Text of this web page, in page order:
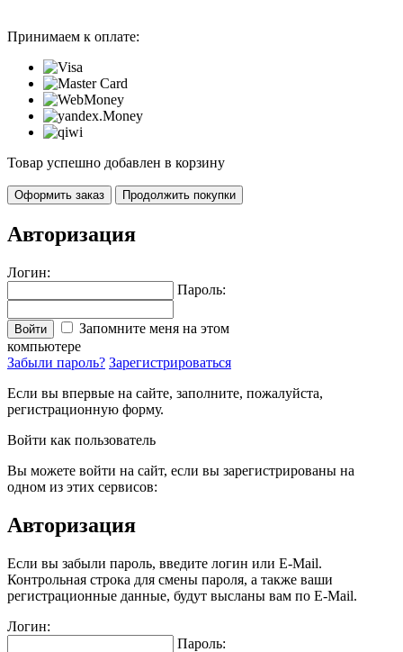
Принимаем к оплате:
Товар успешно добавлен в корзину
Оформить заказ Продолжить покупки
Авторизация
Логин:
Пароль:
Войти
Запомните меня на этом
компьютере
Забыли пароль? Зарегистрироваться
Если вы впервые на сайте, заполните, пожалуйста,
регистрационную форму.
Войти как пользователь
Вы можете войти на сайт, если вы зарегистрированы на
одном из этих сервисов:
Авторизация
Если вы забыли пароль, введите логин или E-Mail.
Контрольная строка для смены пароля, а также ваши
регистрационные данные, будут высланы вам по E-Mail.
Логин:
Пароль: